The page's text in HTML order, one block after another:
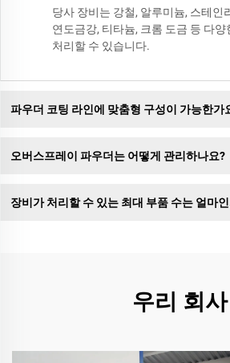
당사 장비는 강철, 알루미늄, 스테인
연도금강, 티타늄, 크롬 도금 등 다양
처리할 수 있습니다.
파우더 코팅 라인에 맞춤형 구성이 가능한가
오버스프레이 파우더는 어떻게 관리하나요?
장비가 처리할 수 있는 최대 부품 수는 얼마
우리 회사